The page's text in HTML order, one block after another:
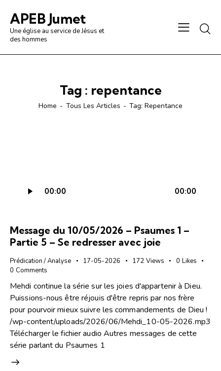
APEB Jumet
Une église au service de Jésus et
des hommes
Tag : repentance
Home Tous Les Articles Tag: Repentance
audio
00:00 00:00
Message du 10/05/2026 – Psaumes 1 –
Partie 5 – Se redresser avec joie
Prédication / Analyse 17-05-2026 172 Views 0 Likes
0 Comments
Mehdi continue la série sur les joies d'appartenir à Dieu.
Puissions-nous être réjouis d'être repris par nos frère
pour pourvoir mieux suivre les commandements de Dieu !
/wp-content/uploads/2026/06/Mehdi_10-05-2026.mp3
Télécharger le fichier audio Autres messages de cette
série parlant du Psaumes 1